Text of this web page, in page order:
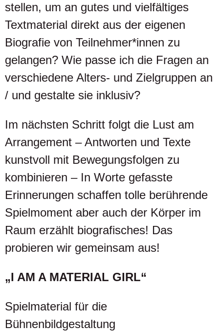
stellen, um an gutes und vielfältiges
Textmaterial direkt aus der eigenen
Biografie von Teilnehmer*innen zu
gelangen? Wie passe ich die Fragen an
verschiedene Alters- und Zielgruppen an
/ und gestalte sie inklusiv?
Im nächsten Schritt folgt die Lust am
Arrangement – Antworten und Texte
kunstvoll mit Bewegungsfolgen zu
kombinieren – In Worte gefasste
Erinnerungen schaffen tolle berührende
Spielmoment aber auch der Körper im
Raum erzählt biografisches! Das
probieren wir gemeinsam aus!
„I AM A MATERIAL GIRL“
Spielmaterial für die
Bühnenbildgestaltung